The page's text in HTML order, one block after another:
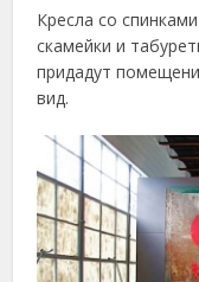
Кресла со
скамейки и
придадут
вид.